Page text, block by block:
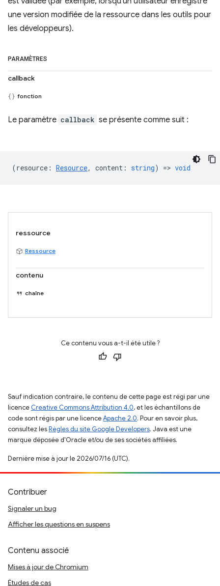
une version modifiée de la ressource dans les outils pour
les développeurs).
PARAMÈTRES
callback
fonction
Le paramètre callback se présente comme suit :
(resource : Resource, content : string) => void
ressource
Ressource
contenu
chaîne
Ce contenu vous a-t-il été utile ?
Sauf indication contraire, le contenu de cette page est régi par une
licence Creative Commons Attribution 4.0, et les échantillons de
code sont régis par une licenceApache 2.0. Pour en savoir plus,
consultez lesRègles du site Google Developers. Java est une
marque déposée d'Oracle et/ou de ses sociétés affiliées.
Dernière mise à jour le 2026/07/16 (UTC).
Contribuer
Signaler un bug
Afficher les questions en suspens
Contenu associé
Mises à jour de Chromium
Études de cas